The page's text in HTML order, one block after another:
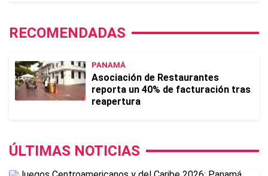
RECOMENDADAS
PANAMÁ
Asociación de Restaurantes
reporta un 40% de facturación tras
reapertura
ÚLTIMAS NOTICIAS